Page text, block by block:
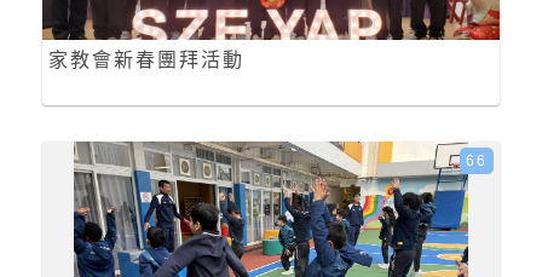
家教會新春團拜活動
66